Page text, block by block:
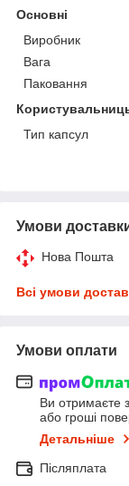
Основні
Виробник
Вага
Паковання
Тип капсул
Умови
Нова Пошта
Всі умови
Умови оплати
Ви отримаєте
або гроші
Детальніше
Післяплата